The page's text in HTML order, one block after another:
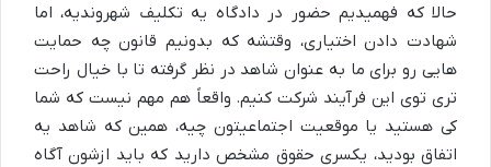
حالا که فهمیدیم حضور در دادگاه یه تکلیف شهروندیه، اما
شهادت دادن اختیاری، وقتشه که بدونیم قانون چه حمایت
هایی رو برای ما به عنوان شاهد در نظر گرفته تا با خیال راحت
تری توی این فرآیند شرکت کنیم. واقعاً هم مهم نیست که شما
کی هستید یا موقعیت اجتماعیتون چیه، همین که شاهد یه
اتفاق بودید، یکسری حقوق مشخص دارید که باید ازشون آگاه